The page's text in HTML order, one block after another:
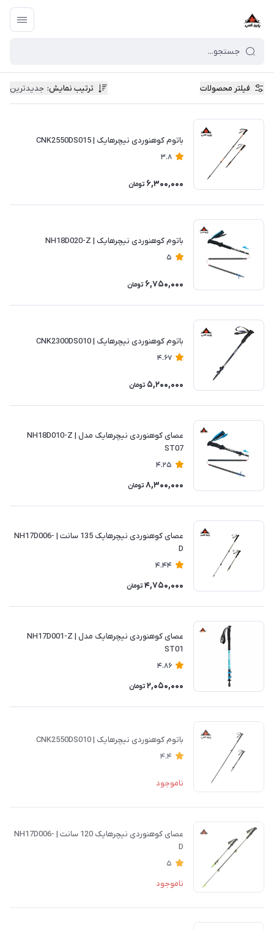
فیلتر محصولات ترتیب نمایش: جدیدترین
باتوم کوهنوردی نیچرهایک | CNK2550DS015
3.8
6,300,000 تومان
باتوم کوهنوردی نیچرهایک | NH18D020-Z
5
6,750,000 تومان
باتوم کوهنوردی نیچرهایک | CNK2300DS010
4.67
5,200,000 تومان
عصای کوهنوردی نیچرهایک مدل NH18D010-Z |
ST07
4.25
8,300,000 تومان
عصای کوهنوردی نیچرهایک 135 سانت | NH17D006-
D
4.44
4,750,000 تومان
عصای کوهنوردی نیچرهایک مدل NH17D001-Z |
ST01
4.86
2,050,000 تومان
باتوم کوهنوردی نیچرهایک | CNK2550DS010
4.4
ناموجود
عصای کوهنوردی نیچرهایک 120 سانت | NH17D006-
D
5
ناموجود